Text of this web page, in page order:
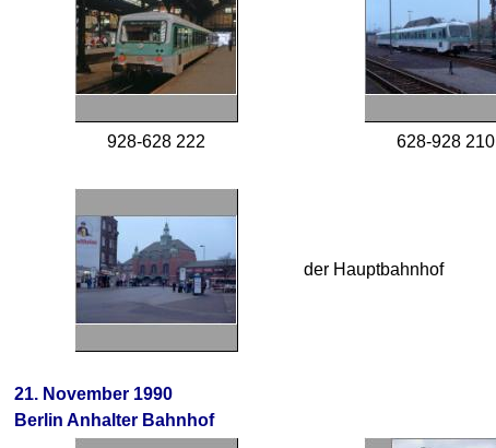
928-628 222 628-928 210
der Hauptbahnhof
21. November 1990
Berlin Anhalter Bahnhof